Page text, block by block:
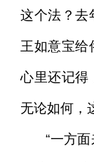
这个法？去
王如意宝给
心里还记得
无论如何，
“一方